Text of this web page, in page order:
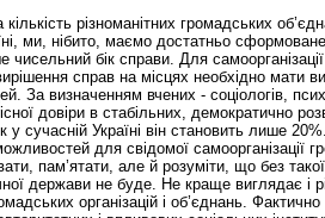
різноманітних громадських
ми, нібито, маємо достатньо
бік справи. Для
справ на місцях необхідно мати
За визначенням вчених - соціологів,
довіри в стабільних, демократично
у сучасній Україні він становить лише
для свідомої самоорганізації
пам’ятати, але й розуміти, що без
держави не буде. Не краще виглядає і
організацій і об’єднань.